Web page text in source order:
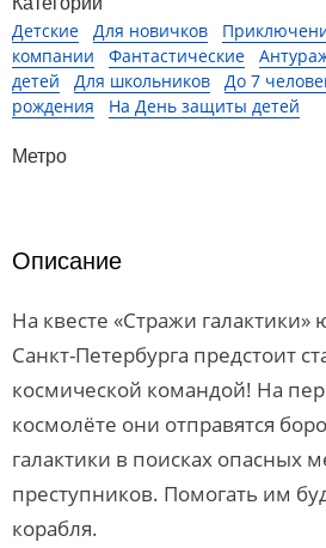
Детские Для новичков
компании
Фантастические
детей
Для школьников До 7
рождения
На День защиты детей
Метро
Описание
На квесте «Стражи
Санкт-Петербурга предстоит
космической командой! На
космолёте они отправятся
галактики в поисках опасных
преступников. Помогать им
корабля.